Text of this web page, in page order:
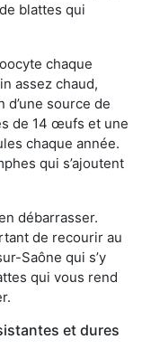
blattes qui
chaque
assez chaud,
d’une source de
de 14 œufs et une
chaque année.
qui s’ajoutent
débarrasser.
de recourir au
Saône qui s’y
qui vous rend
et dures